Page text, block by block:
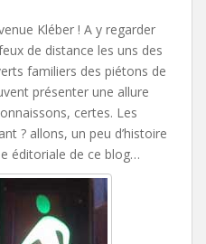
Kléber ! A y regarder
de distance les uns des
familiers des piétons de
présenter une allure
certes. Les
? allons, un peu d’histoire
éditoriale de ce blog…